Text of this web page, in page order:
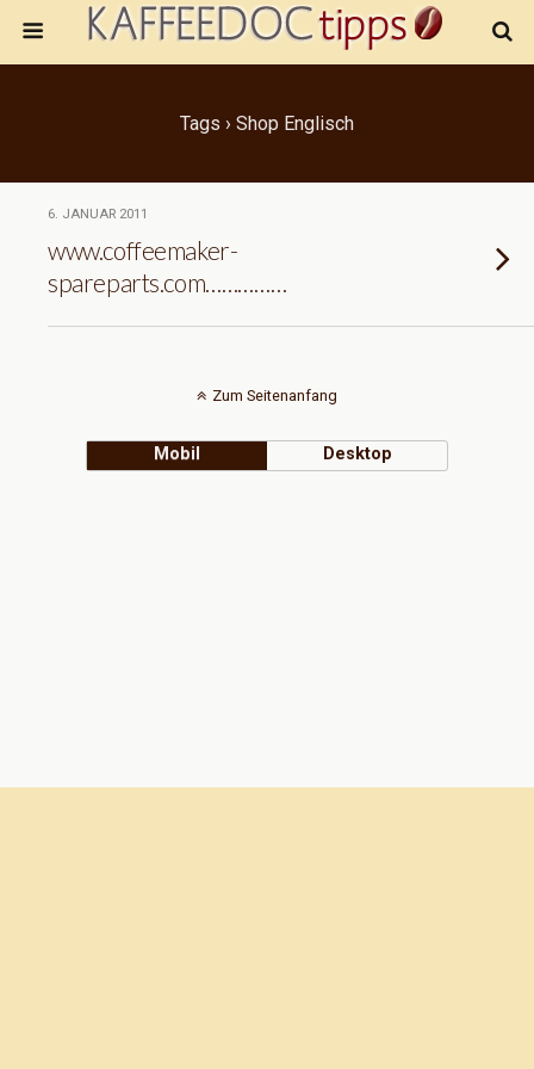
Tags › Shop Englisch
6. JANUAR 2011
www.coffeemaker-
spareparts.com……………
Zum Seitenanfang
Mobil Desktop